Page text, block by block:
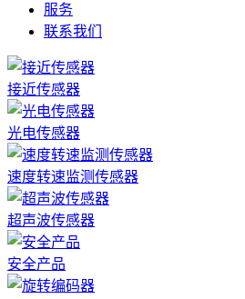
服务
联系我们
接近传感器
光电传感器
速度转速监测传感器
超声波传感器
安全产品